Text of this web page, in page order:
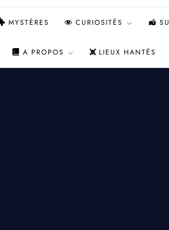
MYSTÈRES CURIOSITÉS
A PROPOS LIEUX HANTÉS